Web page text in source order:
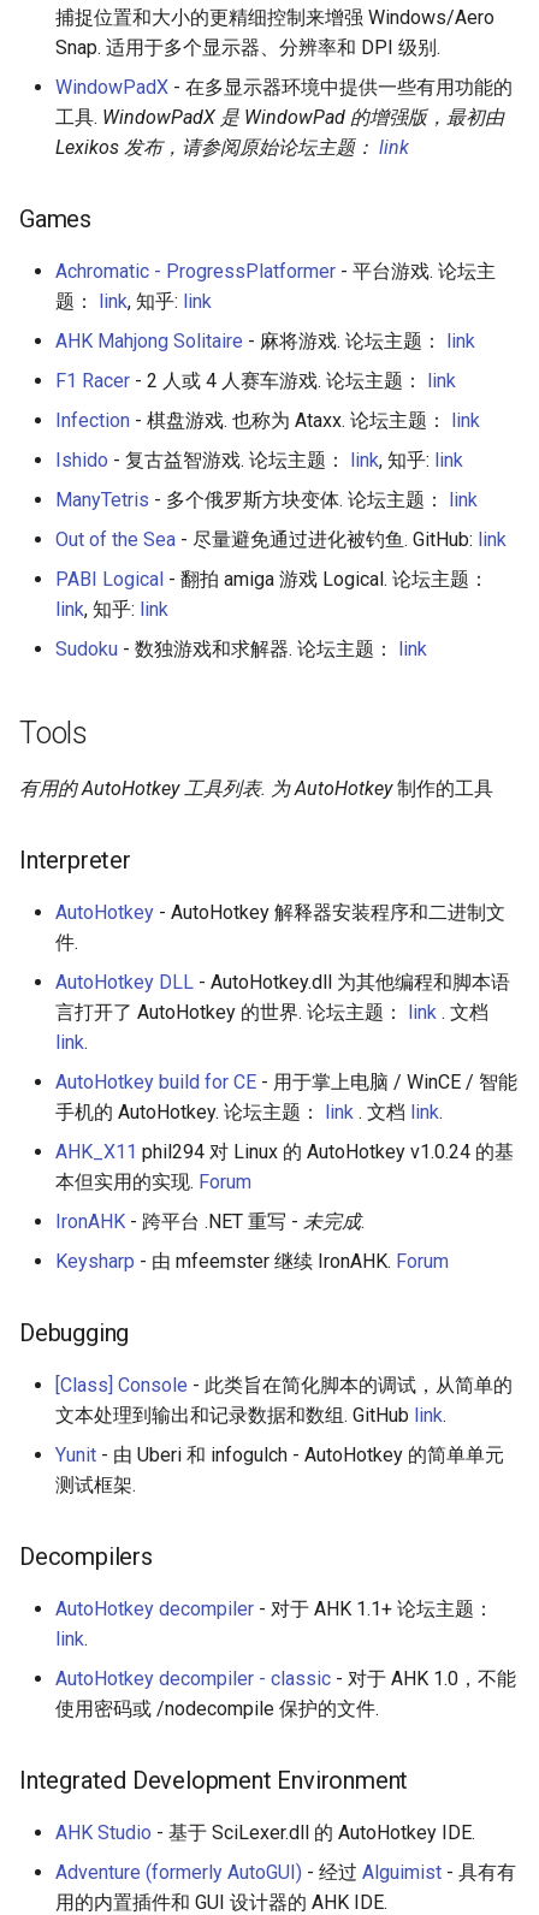
捕捉位置和大小的更精细控制来增强 Windows/Aero
Snap. 适用于多个显示器、分辨率和 DPI 级别.
WindowPadX - 在多显示器环境中提供一些有用功能的
工具. WindowPadX 是 WindowPad 的增强版，最初由
Lexikos 发布，请参阅原始论坛主题： link
Games
Achromatic - ProgressPlatformer - 平台游戏. 论坛主
题： link, 知乎: link
AHK Mahjong Solitaire - 麻将游戏. 论坛主题： link
F1 Racer - 2 人或 4 人赛车游戏. 论坛主题： link
Infection - 棋盘游戏. 也称为 Ataxx. 论坛主题： link
Ishido - 复古益智游戏. 论坛主题： link, 知乎: link
ManyTetris - 多个俄罗斯方块变体. 论坛主题： link
Out of the Sea - 尽量避免通过进化被钓鱼. GitHub: link
PABI Logical - 翻拍 amiga 游戏 Logical. 论坛主题：
link, 知乎: link
Sudoku - 数独游戏和求解器. 论坛主题： link
Tools
有用的 AutoHotkey 工具列表. 为 AutoHotkey制作的工具
Interpreter
AutoHotkey - AutoHotkey 解释器安装程序和二进制文
件.
AutoHotkey DLL - AutoHotkey.dll 为其他编程和脚本语
言打开了 AutoHotkey 的世界. 论坛主题： link . 文档
link.
AutoHotkey build for CE - 用于掌上电脑 / WinCE / 智能
手机的 AutoHotkey. 论坛主题： link . 文档 link.
AHK_X11 phil294 对 Linux 的 AutoHotkey v1.0.24 的基
本但实用的实现. Forum
IronAHK - 跨平台 .NET 重写 - 未完成.
Keysharp - 由 mfeemster 继续 IronAHK. Forum
Debugging
[Class] Console - 此类旨在简化脚本的调试，从简单的
文本处理到输出和记录数据和数组. GitHub link.
Yunit - 由 Uberi 和 infogulch - AutoHotkey 的简单单元
测试框架.
Decompilers
AutoHotkey decompiler - 对于 AHK 1.1+ 论坛主题：
link.
AutoHotkey decompiler - classic - 对于 AHK 1.0，不能
使用密码或 /nodecompile 保护的文件.
Integrated Development Environment
AHK Studio - 基于 SciLexer.dll 的 AutoHotkey IDE.
Adventure (formerly AutoGUI) - 经过 Alguimist - 具有有
用的内置插件和 GUI 设计器的 AHK IDE.